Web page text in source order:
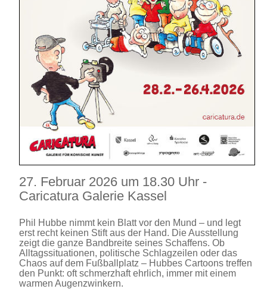
27. Februar 2026 um 18.30 Uhr -
Caricatura Galerie Kassel
Phil Hubbe nimmt kein Blatt vor den Mund – und legt
erst recht keinen Stift aus der Hand. Die Ausstellung
zeigt die ganze Bandbreite seines Schaffens. Ob
Alltagssituationen, politische Schlagzeilen oder das
Chaos auf dem Fußballplatz – Hubbes Cartoons treffen
den Punkt: oft schmerzhaft ehrlich, immer mit einem
warmen Augenzwinkern.